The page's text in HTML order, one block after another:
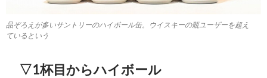
品ぞろえが多いサントリーのハイボール缶。ウイスキーの瓶ユーザーを超え
ているという
▽1杯目からハイボール